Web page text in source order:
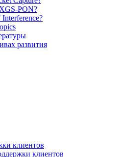
PON?
развития
клиентов
клиентов